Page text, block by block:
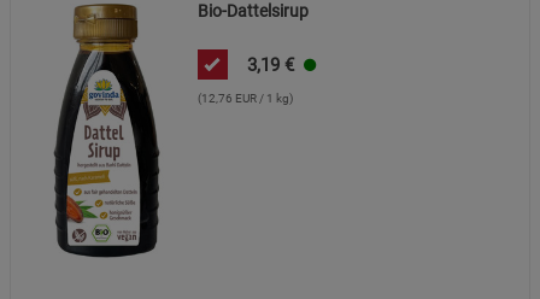
Bio-Dattelsirup
3,19 €
(12,76 EUR / 1 kg)